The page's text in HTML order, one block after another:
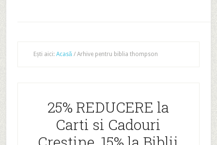
Ești aici: Acasă /Arhive pentru biblia thompson
25% REDUCERE la
Carti si Cadouri